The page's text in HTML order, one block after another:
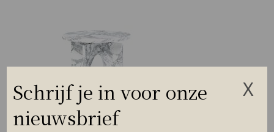
Schrijf je in voor onze
nieuwsbrief